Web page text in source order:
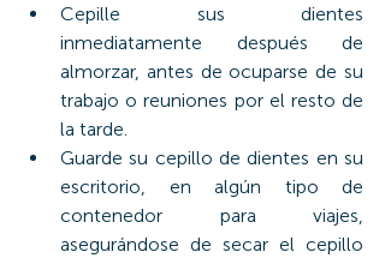
Cepille sus dientes
inmediatamente después de
almorzar, antes de ocuparse de su
trabajo o reuniones por el resto de
la tarde.
Guarde su cepillo de dientes en su
escritorio, en algún tipo de
contenedor para viajes,
asegurándose de secar el cepillo